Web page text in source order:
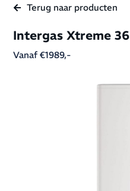
Terug naar producten
Intergas Xtreme 36
Vanaf €1989,-